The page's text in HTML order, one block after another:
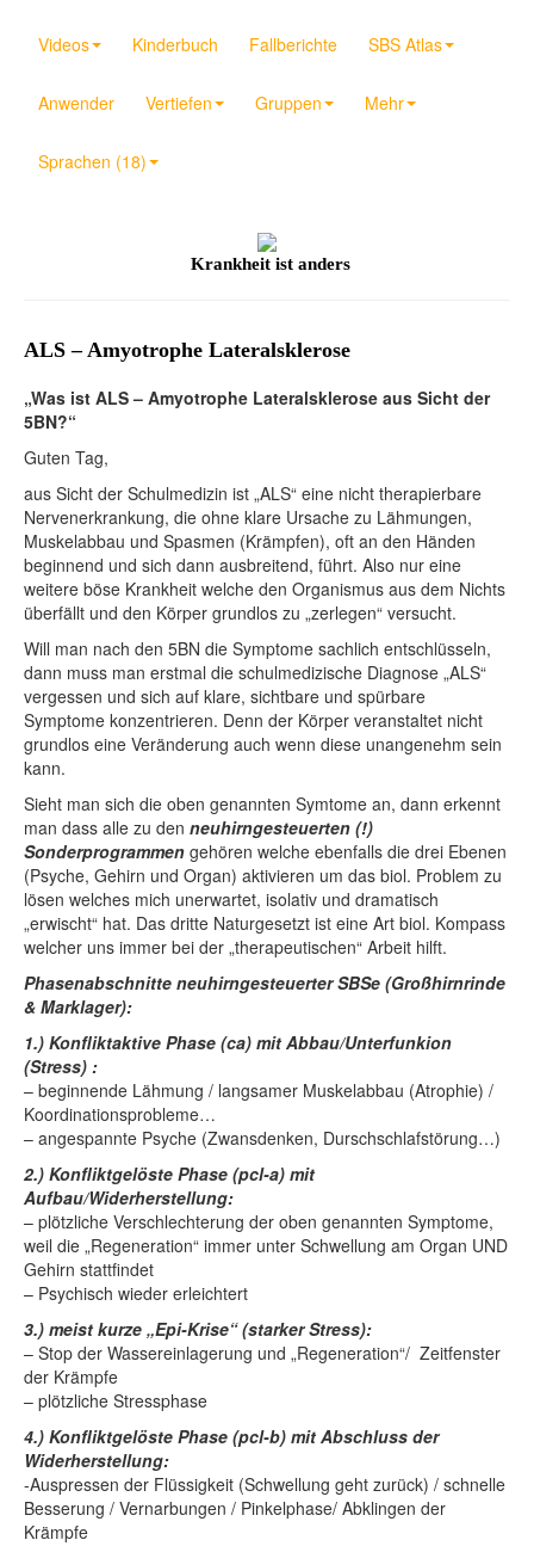
Videos Kinderbuch Fallberichte SBS Atlas
Anwender Vertiefen Gruppen Mehr
Sprachen (18)
Krankheit ist anders
ALS – Amyotrophe Lateralsklerose
„Was ist ALS – Amyotrophe Lateralsklerose aus Sicht der
5BN?“
Guten Tag,
aus Sicht der Schulmedizin ist „ALS“ eine nicht therapierbare
Nervenerkrankung, die ohne klare Ursache zu Lähmungen,
Muskelabbau und Spasmen (Krämpfen), oft an den Händen
beginnend und sich dann ausbreitend, führt. Also nur eine
weitere böse Krankheit welche den Organismus aus dem Nichts
überfällt und den Körper grundlos zu „zerlegen“ versucht.
Will man nach den 5BN die Symptome sachlich entschlüsseln,
dann muss man erstmal die schulmedizische Diagnose „ALS“
vergessen und sich auf klare, sichtbare und spürbare
Symptome konzentrieren. Denn der Körper veranstaltet nicht
grundlos eine Veränderung auch wenn diese unangenehm sein
kann.
Sieht man sich die oben genannten Symtome an, dann erkennt
man dass alle zu den neuhirngesteuerten (!)
Sonderprogrammen gehören welche ebenfalls die drei Ebenen
(Psyche, Gehirn und Organ) aktivieren um das biol. Problem zu
lösen welches mich unerwartet, isolativ und dramatisch
„erwischt“ hat. Das dritte Naturgesetzt ist eine Art biol. Kompass
welcher uns immer bei der „therapeutischen“ Arbeit hilft.
Phasenabschnitte neuhirngesteuerter SBSe (Großhirnrinde
& Marklager):
1.) Konfliktaktive Phase (ca) mit Abbau/Unterfunkion
(Stress) :
– beginnende Lähmung / langsamer Muskelabbau (Atrophie) /
Koordinationsprobleme…
– angespannte Psyche (Zwansdenken, Durschschlafstörung…)
2.) Konfliktgelöste Phase (pcl-a) mit
Aufbau/Widerherstellung:
– plötzliche Verschlechterung der oben genannten Symptome,
weil die „Regeneration“ immer unter Schwellung am Organ UND
Gehirn stattfindet
– Psychisch wieder erleichtert
3.) meist kurze „Epi-Krise“ (starker Stress):
– Stop der Wassereinlagerung und „Regeneration“/ Zeitfenster
der Krämpfe
– plötzliche Stressphase
4.) Konfliktgelöste Phase (pcl-b) mit Abschluss der
Widerherstellung:
-Auspressen der Flüssigkeit (Schwellung geht zurück) / schnelle
Besserung / Vernarbungen / Pinkelphase/ Abklingen der
Krämpfe